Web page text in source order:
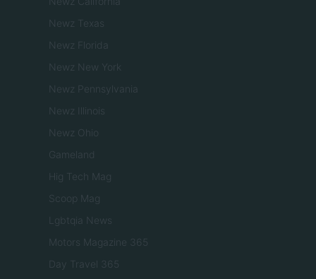
Newz Texas
Newz Florida
Newz New York
Newz Pennsylvania
Newz Illinois
Newz Ohio
Gameland
Hig Tech Mag
Scoop Mag
Lgbtqia News
Motors Magazine 365
Day Travel 365